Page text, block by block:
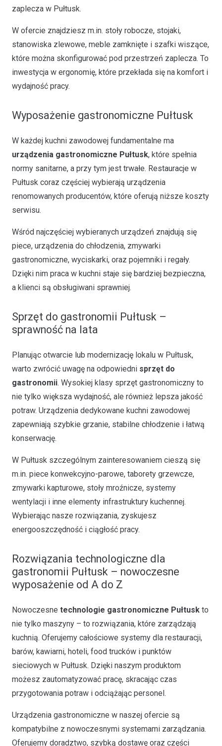
zaplecza w Pułtusk.
W ofercie znajdziesz m.in. stoły robocze, stojaki,
stanowiska zlewowe, meble zamknięte i szafki wiszące,
które można skonfigurować pod przestrzeń zaplecza. To
inwestycja w ergonomię, które przekłada się na komfort i
wydajność pracy.
Wyposażenie gastronomiczne Pułtusk
W każdej kuchni zawodowej fundamentalne ma
urządzenia gastronomiczne Pułtusk, które spełnia
normy sanitarne, a przy tym jest trwałe. Restauracje w
Pułtusk coraz częściej wybierają urządzenia
renomowanych producentów, które oferują niższe koszty
serwisu.
Wśród najczęściej wybieranych urządzeń znajdują się
piece, urządzenia do chłodzenia, zmywarki
gastronomiczne, wyciskarki, oraz pojemniki i regały.
Dzięki nim praca w kuchni staje się bardziej bezpieczna,
a klienci są obsługiwani sprawniej.
Sprzęt do gastronomii Pułtusk –
sprawność na lata
Planując otwarcie lub modernizację lokalu w Pułtusk,
warto zwrócić uwagę na odpowiedni sprzęt do
gastronomii. Wysokiej klasy sprzęt gastronomiczny to
nie tylko większa wydajność, ale również lepsza jakość
potraw. Urządzenia dedykowane kuchni zawodowej
zapewniają szybkie grzanie, stabilne chłodzenie i łatwą
konserwację.
W Pułtusk szczególnym zainteresowaniem cieszą się
m.in. piece konwekcyjno-parowe, taborety grzewcze,
zmywarki kapturowe, stoły mroźnicze, systemy
wentylacji i inne elementy infrastruktury kuchennej.
Wybierając nasze rozwiązania, zyskujesz
energooszczędność i ciągłość pracy.
Rozwiązania technologiczne dla
gastronomii Pułtusk – nowoczesne
wyposażenie od A do Z
Nowoczesne technologie gastronomiczne Pułtusk to
nie tylko maszyny – to rozwiązania, które zarządzają
kuchnią. Oferujemy całościowe systemy dla restauracji,
barów, kawiarni, hoteli, food trucków i punktów
sieciowych w Pułtusk. Dzięki naszym produktom
możesz zautomatyzować pracę, skracając czas
przygotowania potraw i odciążając personel.
Urządzenia gastronomiczne w naszej ofercie są
kompatybilne z nowoczesnymi systemami zarządzania.
Oferujemy doradztwo, szybką dostawę oraz części